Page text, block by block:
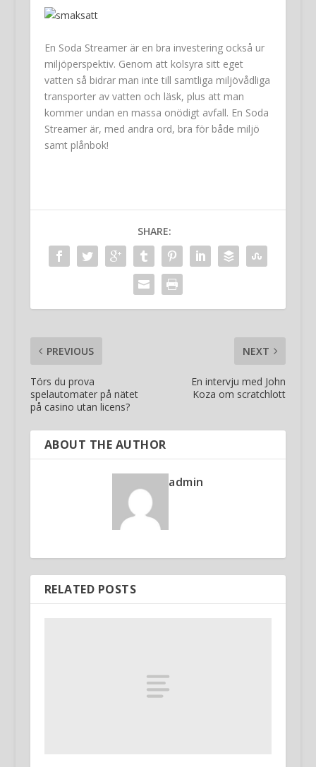
En Soda Streamer är en bra investering också ur
miljöperspektiv. Genom att kolsyra sitt eget
vatten så bidrar man inte till samtliga miljövådliga
transporter av vatten och läsk, plus att man
kommer undan en massa onödigt avfall. En Soda
Streamer är, med andra ord, bra för både miljö
samt plånbok!
SHARE:
PREVIOUS
Törs du prova
spelautomater på nätet
på casino utan licens?
NEXT
En intervju med John
Koza om scratchlott
ABOUT THE AUTHOR
admin
RELATED POSTS